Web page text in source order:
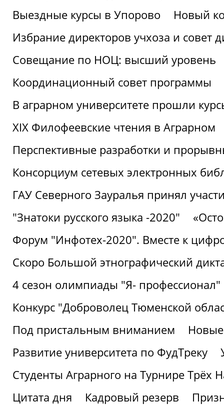
Выездные курсы в Упорово
Новый
Избрание директоров учхоза и совет
Совещание по НОЦ: высший уровень
Координационный совет программы
В аграрном университете прошли
XIX Филофеевские чтения в Аграрном
Перспективные разработки и
Консорциум сетевых электронных
ГАУ Северного Зауралья принял
"Знатоки русского языка -2020"
Форум "Инфотех-2020". Вместе к
Скоро Большой этнографический
4 сезон олимпиады "Я- профессионал"
Конкурс "Доброволец Тюменской
Под пристальным вниманием
Развитие университета по ФудТреку
Студенты Аграрного на Турнире Трёх
Цитата дня
Кадровый резерв